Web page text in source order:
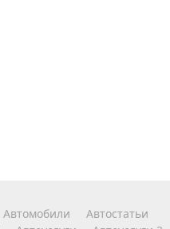
Автомобили
Автостатьи